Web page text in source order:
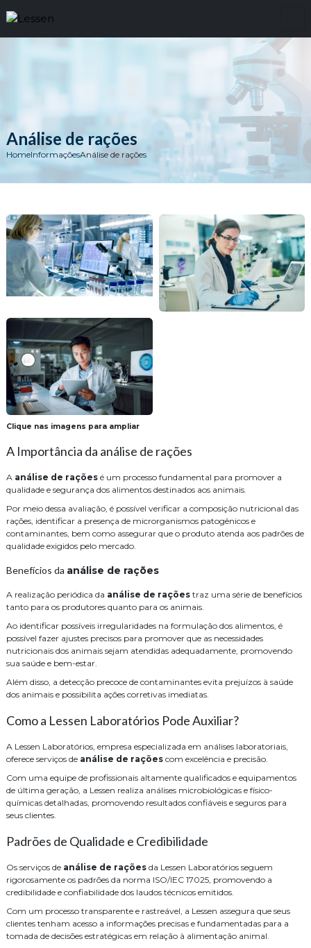
Análise de rações
HomeInformaçõesAnálise de rações
Clique nas imagens para ampliar
A Importância da análise de rações
A análise de rações é um processo fundamental para promover a
qualidade e segurança dos alimentos destinados aos animais.
Por meio dessa avaliação, é possível verificar a composição nutricional das
rações, identificar a presença de microrganismos patogênicos e
contaminantes, bem como assegurar que o produto atenda aos padrões de
qualidade exigidos pelo mercado.
Benefícios da análise de rações
A realização periódica da análise de rações traz uma série de benefícios
tanto para os produtores quanto para os animais.
Ao identificar possíveis irregularidades na formulação dos alimentos, é
possível fazer ajustes precisos para promover que as necessidades
nutricionais dos animais sejam atendidas adequadamente, promovendo
sua saúde e bem-estar.
Além disso, a detecção precoce de contaminantes evita prejuízos à saúde
dos animais e possibilita ações corretivas imediatas.
Como a Lessen Laboratórios Pode Auxiliar?
A Lessen Laboratórios, empresa especializada em análises laboratoriais,
oferece serviços de análise de rações com excelência e precisão.
Com uma equipe de profissionais altamente qualificados e equipamentos
de última geração, a Lessen realiza análises microbiológicas e físico-
químicas detalhadas, promovendo resultados confiáveis e seguros para
seus clientes.
Padrões de Qualidade e Credibilidade
Os serviços de análise de rações da Lessen Laboratórios seguem
rigorosamente os padrões da norma ISO/IEC 17025, promovendo a
credibilidade e confiabilidade dos laudos técnicos emitidos.
Com um processo transparente e rastreável, a Lessen assegura que seus
clientes tenham acesso a informações precisas e fundamentadas para a
tomada de decisões estratégicas em relação à alimentação animal.